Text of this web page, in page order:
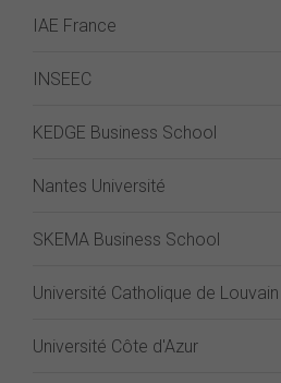
IAE France
INSEEC
KEDGE Business School
Nantes Université
SKEMA Business School
Université Catholique de Louvain
Université Côte d'Azur